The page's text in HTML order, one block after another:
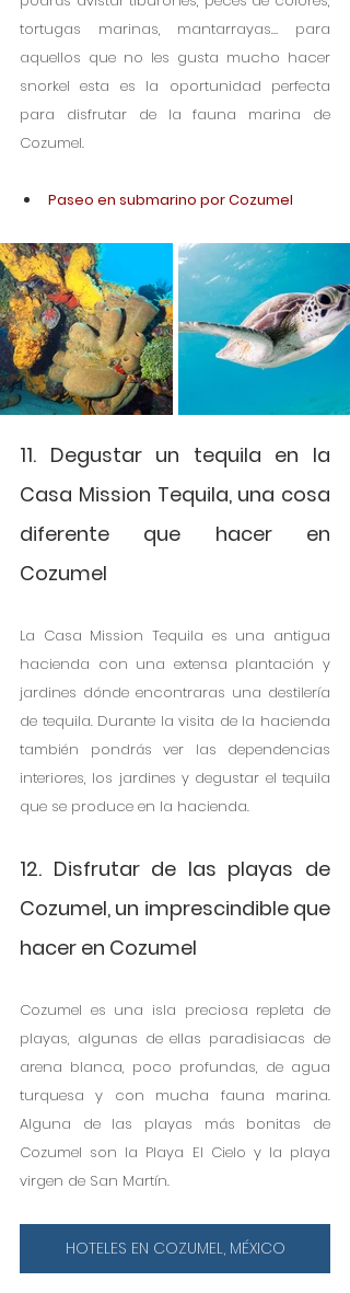
tortugas marinas, mantarrayas… para
aquellos que no les gusta mucho hacer
snorkel esta es la oportunidad perfecta
para disfrutar de la fauna marina de
Cozumel.
Paseo en submarino por Cozumel
11. Degustar un tequila en la
Casa Mission Tequila, una cosa
diferente que hacer en
Cozumel
La Casa Mission Tequila es una antigua
hacienda con una extensa plantación y
jardines dónde encontraras una destilería
de tequila. Durante la visita de la hacienda
también pondrás ver las dependencias
interiores, los jardines y degustar el tequila
que se produce en la hacienda.
12. Disfrutar de las playas de
Cozumel, un imprescindible que
hacer en Cozumel
Cozumel es una isla preciosa repleta de
playas, algunas de ellas paradisiacas de
arena blanca, poco profundas, de agua
turquesa y con mucha fauna marina.
Alguna de las playas más bonitas de
Cozumel son la Playa El Cielo y la playa
virgen de San Martín.
HOTELES EN COZUMEL, MÉXICO